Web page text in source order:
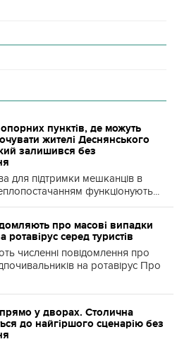
пунктів, де можуть
жителі Деснянського
залишився без
для підтримки мешканців в
функціонують...
про масові випадки
серед туристів
численні повідомлення про
на ротавірус Про
у дворах. Столична
до найгіршого сценарію без